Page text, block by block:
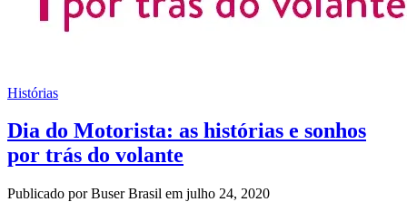
Histórias
Dia do Motorista: as histórias e sonhos
por trás do volante
Publicado por Buser Brasil em julho 24, 2020